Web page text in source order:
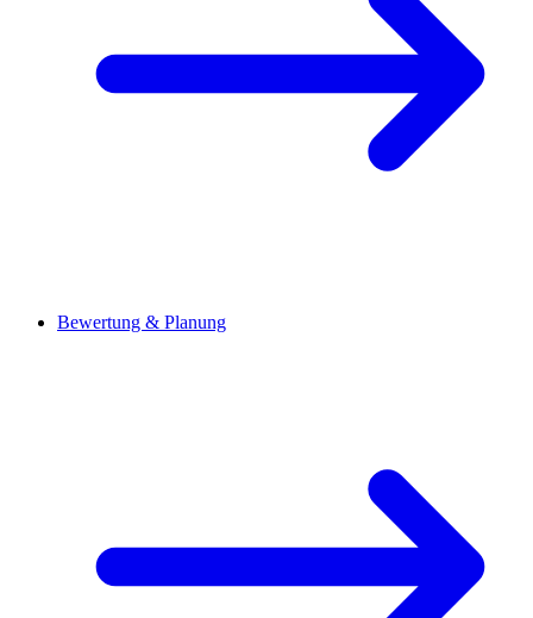
Bewertung & Planung